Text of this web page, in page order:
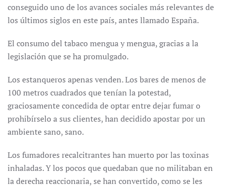
conseguido uno de los avances sociales más relevantes de
los últimos siglos en este país, antes llamado España.
El consumo del tabaco mengua y mengua, gracias a la
legislación que se ha promulgado.
Los estanqueros apenas venden. Los bares de menos de
100 metros cuadrados que tenían la potestad,
graciosamente concedida de optar entre dejar fumar o
prohibírselo a sus clientes, han decidido apostar por un
ambiente sano, sano.
Los fumadores recalcitrantes han muerto por las toxinas
inhaladas. Y los pocos que quedaban que no militaban en
la derecha reaccionaria, se han convertido, como se les